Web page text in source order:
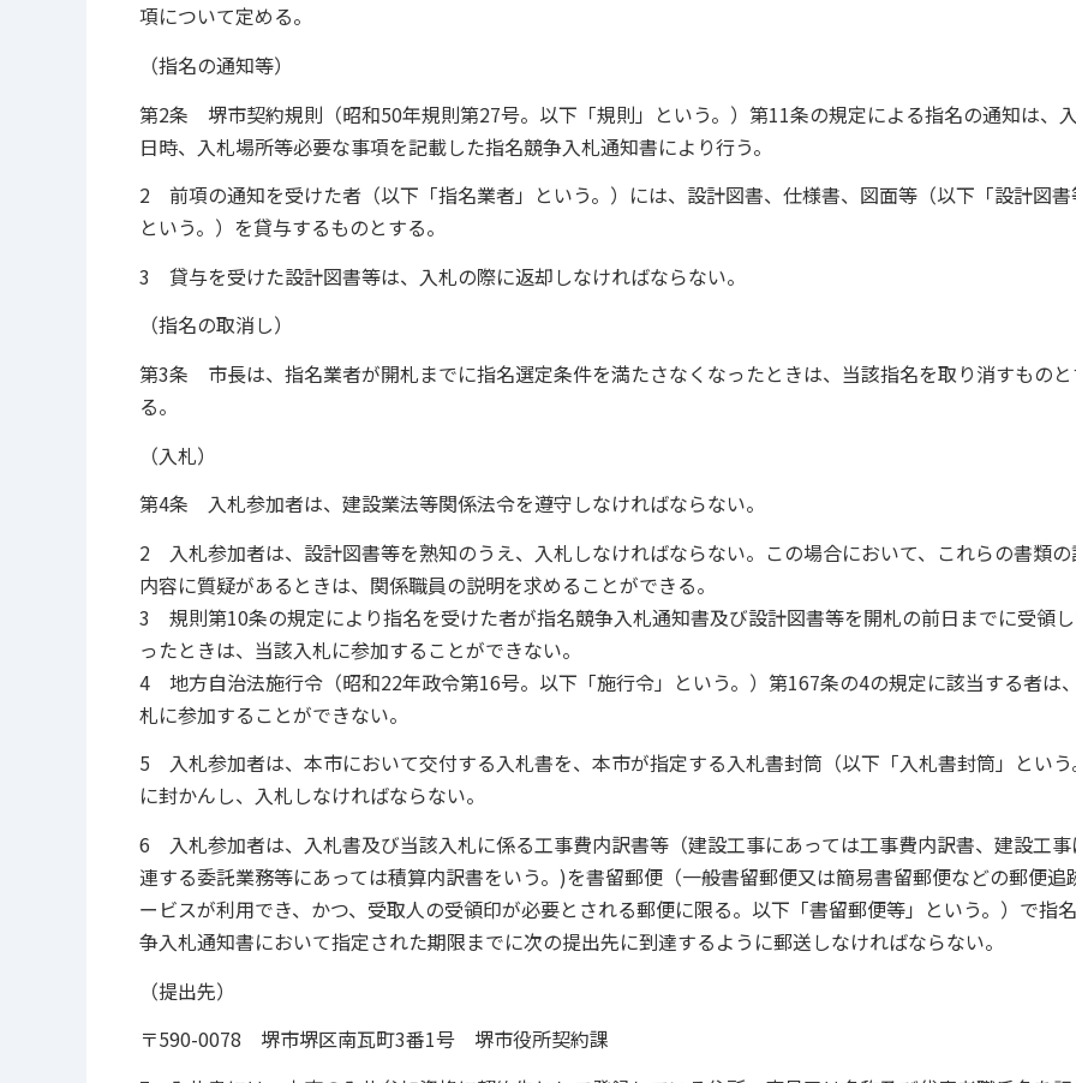
項について定める。
（指名の通知等）
第2条 堺市契約規則（昭和50年規則第27号。以下「規則」という。）第11条の規定による指名の通知は、
日時、入札場所等必要な事項を記載した指名競争入札通知書により行う。
2 前項の通知を受けた者（以下「指名業者」という。）には、設計図書、仕様書、図面等（以下「設計図書
という。）を貸与するものとする。
3 貸与を受けた設計図書等は、入札の際に返却しなければならない。
（指名の取消し）
第3条 市長は、指名業者が開札までに指名選定条件を満たさなくなったときは、当該指名を取り消すものと
る。
（入札）
第4条 入札参加者は、建設業法等関係法令を遵守しなければならない。
2 入札参加者は、設計図書等を熟知のうえ、入札しなければならない。この場合において、これらの書類の
内容に質疑があるときは、関係職員の説明を求めることができる。
3 規則第10条の規定により指名を受けた者が指名競争入札通知書及び設計図書等を開札の前日までに受領
ったときは、当該入札に参加することができない。
4 地方自治法施行令（昭和22年政令第16号。以下「施行令」という。）第167条の4の規定に該当する者は
札に参加することができない。
5 入札参加者は、本市において交付する入札書を、本市が指定する入札書封筒（以下「入札書封筒」という
に封かんし、入札しなければならない。
6 入札参加者は、入札書及び当該入札に係る工事費内訳書等（建設工事にあっては工事費内訳書、建設工事
連する委託業務等にあっては積算内訳書をいう。)を書留郵便（一般書留郵便又は簡易書留郵便などの郵便追
ービスが利用でき、かつ、受取人の受領印が必要とされる郵便に限る。以下「書留郵便等」という。）で指
争入札通知書において指定された期限までに次の提出先に到達するように郵送しなければならない。
（提出先）
〒590-0078 堺市堺区南瓦町3番1号 堺市役所契約課